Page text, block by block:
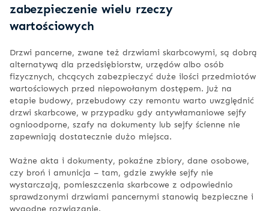
zabezpieczenie wielu rzeczy
wartościowych
Drzwi pancerne, zwane też drzwiami skarbcowymi, są dobrą
alternatywą dla przedsiębiorstw, urzędów albo osób
fizycznych, chcących zabezpieczyć duże ilości przedmiotów
wartościowych przed niepowołanym dostępem. Już na
etapie budowy, przebudowy czy remontu warto uwzględnić
drzwi skarbcowe, w przypadku gdy antywłamaniowe sejfy
ognioodporne, szafy na dokumenty lub sejfy ścienne nie
zapewniają dostatecznie dużo miejsca.
Ważne akta i dokumenty, pokaźne zbiory, dane osobowe,
czy broń i amunicja – tam, gdzie zwykłe sejfy nie
wystarczają, pomieszczenia skarbcowe z odpowiednio
sprawdzonymi drzwiami pancernymi stanowią bezpieczne i
wygodne rozwiązanie.